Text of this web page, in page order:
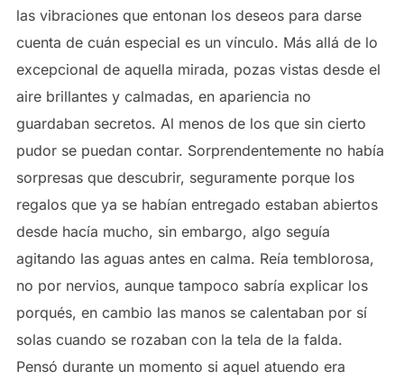
las vibraciones que entonan los deseos para darse
cuenta de cuán especial es un vínculo. Más allá de lo
excepcional de aquella mirada, pozas vistas desde el
aire brillantes y calmadas, en apariencia no
guardaban secretos. Al menos de los que sin cierto
pudor se puedan contar. Sorprendentemente no había
sorpresas que descubrir, seguramente porque los
regalos que ya se habían entregado estaban abiertos
desde hacía mucho, sin embargo, algo seguía
agitando las aguas antes en calma. Reía temblorosa,
no por nervios, aunque tampoco sabría explicar los
porqués, en cambio las manos se calentaban por sí
solas cuando se rozaban con la tela de la falda.
Pensó durante un momento si aquel atuendo era